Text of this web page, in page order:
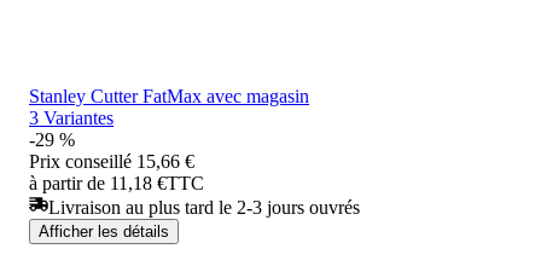
Stanley Cutter FatMax avec magasin
3 Variantes
-29 %
Prix conseillé 15,66 €
à partir de 11,18 €TTC
Livraison au plus tard le 2-3 jours ouvrés
Afficher les détails